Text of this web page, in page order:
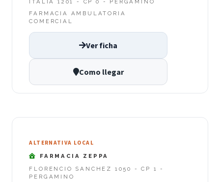
ITALIA 1201 - CP 0 - PERGAMINO
FARMACIA AMBULATORIA
COMERCIAL
Ver ficha
Como llegar
ALTERNATIVA LOCAL
FARMACIA ZEPPA
FLORENCIO SANCHEZ 1050 - CP 1 -
PERGAMINO